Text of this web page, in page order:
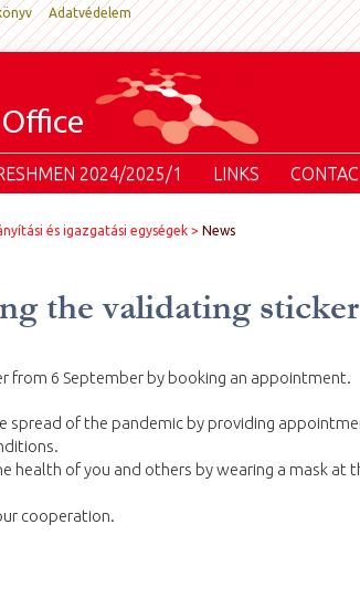
Adatvédelem
2024/2025/1 LINKS
és igazgatási egységek News
the validating
from 6 September by booking an appointment.
spread of the pandemic by providing
of you and others by wearing a mask at
cooperation.